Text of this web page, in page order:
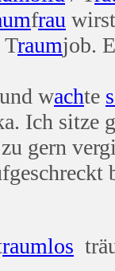
frau
Traumjob.
und wachte
Ich sitze
gern
raumlos